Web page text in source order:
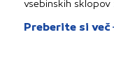
vsebinskih sklopov
Preberite si več